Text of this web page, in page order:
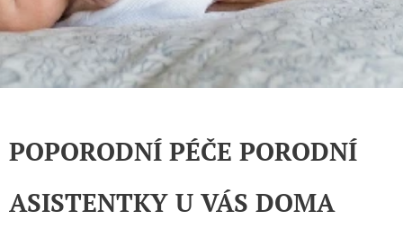
POPORODNÍ PÉČE PORODNÍ
ASISTENTKY U VÁS DOMA